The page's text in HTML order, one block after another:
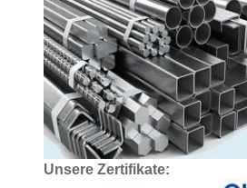
Unsere Zertifikate: